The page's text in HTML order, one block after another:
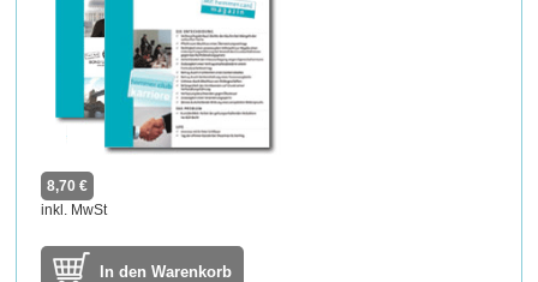
8,70 €
inkl. MwSt
In den Warenkorb